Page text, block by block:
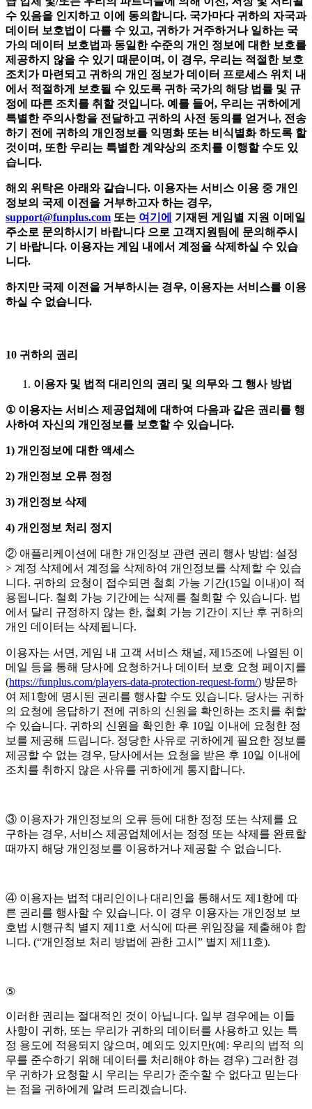
수 있음을 인지하고 이에 동의합니다. 국가마다 귀하의 자국과
데이터 보호법이 다를 수 있고, 귀하가 거주하거나 일하는 국
가의 데이터 보호법과 동일한 수준의 개인 정보에 대한 보호를
제공하지 않을 수 있기 때문이며, 이 경우, 우리는 적절한 보호
조치가 마련되고 귀하의 개인 정보가 데이터 프로세스 위치 내
에서 적절하게 보호될 수 있도록 귀하 국가의 해당 법률 및 규
정에
따른 조치를 취할 것입니다. 예를 들어, 우리는 귀하에게
특별한 주의사항을 전달하고 귀하의 사전 동의를 얻거나, 전송
하기
전에 귀하의 개인정보를 익명화 또는 비식별화 하도록 할
것이며, 또한 우리는 특별한 계약상의 조치를 이행할 수도 있
습니다.
해외 위탁은 아래와 같습니다. 이용자는 서비스 이용 중 개인
정보의 국제 이전을 거부하고자 하는 경우,
support@funplus.com 또는 여기에 기재된 게임별 지원 이메일
주소로 문의하시기 바랍니다 으로 고객지원팀에
문의해주시
기
바랍니다. 이용자는 게임 내에서 계정을 삭제하실 수 있습
니다.
하지만 국제 이전을 거부하시는 경우, 이용자는 서비스를 이용
하실 수 없습니다.
10 귀하의 권리
이용자 및 법적 대리인의 권리 및 의무와 그 행사 방법
① 이용자는 서비스 제공업체에 대하여 다음과 같은 권리를 행
사하여 자신의 개인정보를 보호할 수 있습니다.
1) 개인정보에 대한 액세스
2) 개인정보 오류 정정
3) 개인정보 삭제
4) 개인정보 처리 정지
② 애플리케이션에 대한 개인정보 관련 권리 행사 방법: 설정
> 계정 삭제에서 계정을 삭제하여 개인정보를 삭제할 수 있습
니다. 귀하의 요청이 접수되면 철회 가능 기간(15일 이내)이 적
용됩니다. 철회 가능 기간에는 삭제를 철회할 수 있습니다. 법
에서 달리 규정하지 않는 한, 철회 가능 기간이 지난 후 귀하의
개인 데이터는 삭제됩니다.
이용자는 서면, 게임 내 고객 서비스 채널, 제15조에 나열된 이
메일 등을 통해 당사에 요청하거나 데이터 보호 요청 페이지를
(https://funplus.com/players-data-protection-request-form/) 방문하
여 제1항에 명시된 권리를 행사할 수도 있습니다. 당사는 귀하
의 요청에 응답하기 전에 귀하의 신원을 확인하는 조치를 취할
수 있습니다. 귀하의 신원을 확인한 후 10일 이내에 요청한 정
보를 제공해 드립니다. 정당한 사유로 귀하에게 필요한 정보를
제공할 수 없는 경우, 당사에서는 요청을 받은 후 10일 이내에
조치를 취하지 않은 사유를 귀하에게 통지합니다.
③ 이용자가 개인정보의 오류 등에 대한 정정 또는 삭제를 요
구하는 경우, 서비스 제공업체에서는 정정 또는 삭제를 완료할
때까지 해당 개인정보를 이용하거나 제공할 수 없습니다.
④ 이용자는 법적 대리인이나 대리인을 통해서도 제1항에 따
른 권리를 행사할 수 있습니다. 이 경우 이용자는 개인정보 보
호법 시행규칙 별지 제11호 서식에 따른 위임장을 제출해야 합
니다. (“개인정보 처리 방법에 관한 고시” 별지 제11호).
⑤
이러한 권리는 절대적인 것이 아닙니다. 일부 경우에는 이들
사항이 귀하, 또는 우리가 귀하의 데이터를 사용하고 있는 특
정 용도에 적용되지 않으며, 예외도 있지만(예: 우리의 법적 의
무를 준수하기 위해 데이터를 처리해야 하는 경우) 그러한 경
우 귀하가 요청할 시 우리는 우리가 준수할 수 없다고 믿는다
는 점을 귀하에게 알려 드리겠습니다.